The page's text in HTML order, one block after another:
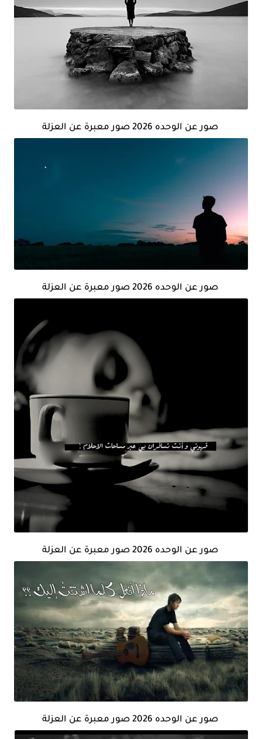
صور عن الوحده 2026 صور معبرة عن العزلة
صور عن الوحده 2026 صور معبرة عن العزلة
صور عن الوحده 2026 صور معبرة عن العزلة
صور عن الوحده 2026 صور معبرة عن العزلة